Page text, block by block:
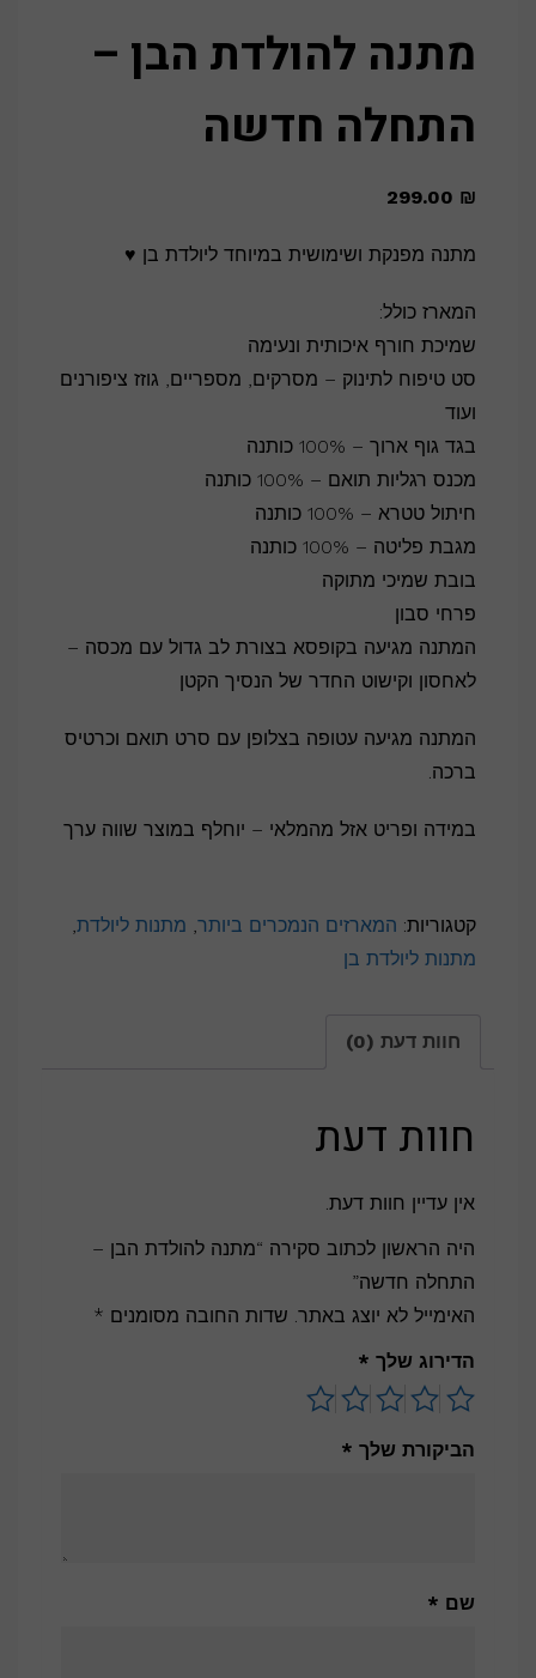
מתנה להולדת הבן –
התחלה חדשה
299.00 ₪
מתנה מפנקת ושימושית במיוחד ליולדת בן ♥
המארז כולל:
שמיכת חורף איכותית ונעימה
סט טיפוח לתינוק – מסרקים, מספריים, גוזז ציפורנים
ועוד
בגד גוף ארוך – 100% כותנה
מכנס רגליות תואם – 100% כותנה
חיתול טטרא – 100% כותנה
מגבת פליטה – 100% כותנה
בובת שמיכי מתוקה
פרחי סבון
המתנה מגיעה בקופסא בצורת לב גדול עם מכסה –
לאחסון וקישוט החדר של הנסיך הקטן
המתנה מגיעה עטופה בצלופן עם סרט תואם וכרטיס
ברכה.
במידה ופריט אזל מהמלאי – יוחלף במוצר שווה ערך
קטגוריות: המארזים הנמכרים ביותר, מתנות ליולדת,
מתנות ליולדת בן
חוות דעת (0)
חוות דעת
אין עדיין חוות דעת.
היה הראשון לכתוב סקירה “מתנה להולדת הבן –
התחלה חדשה”
האימייל לא יוצג באתר. שדות החובה מסומנים *
הדירוג שלך *
הביקורת שלך *
שם *